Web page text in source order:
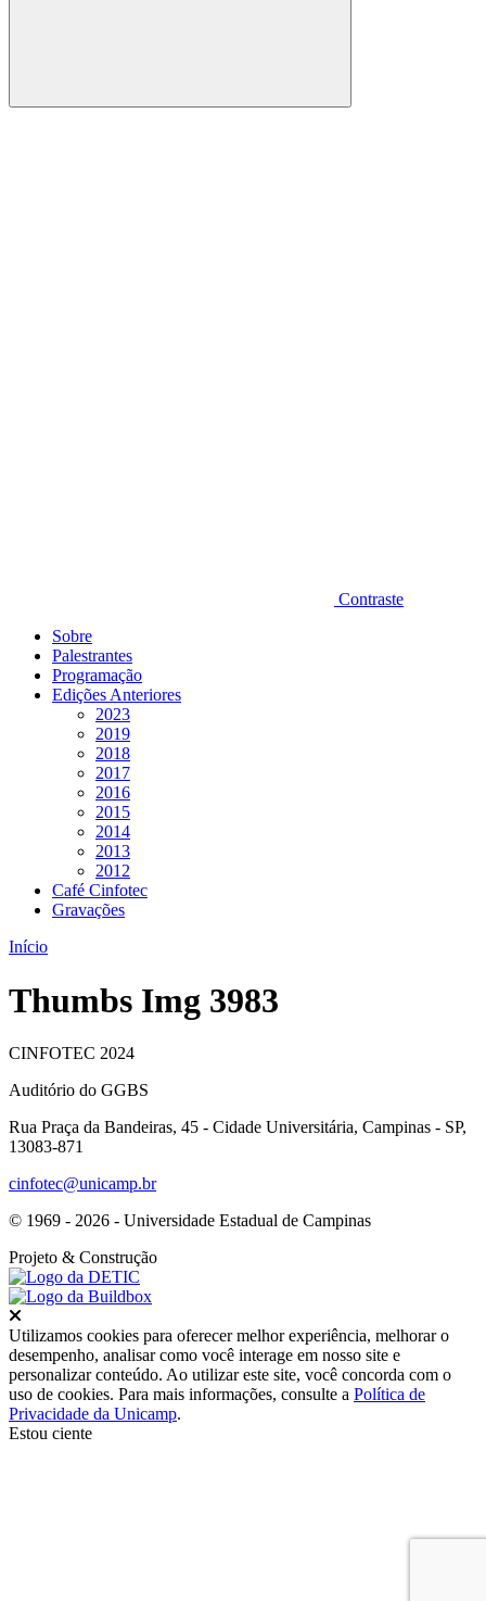
Buscar
Contraste
Sobre
Palestrantes
Programação
Edições Anteriores
2023
2019
2018
2017
2016
2015
2014
2013
2012
Café Cinfotec
Gravações
Início
Thumbs Img 3983
CINFOTEC 2024
Auditório do GGBS
Rua Praça da Bandeiras, 45 - Cidade Universitária, Campinas - SP,
13083-871
cinfotec@unicamp.br
© 1969 - 2026 - Universidade Estadual de Campinas
Projeto & Construção
Utilizamos cookies para oferecer melhor experiência, melhorar o
desempenho, analisar como você interage em nosso site e
personalizar conteúdo. Ao utilizar este site, você concorda com o
uso de cookies. Para mais informações, consulte a Política de
Privacidade da Unicamp.
Estou ciente